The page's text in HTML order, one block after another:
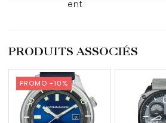
ent
PRODUITS ASSOCIÉS
PROMO -10%